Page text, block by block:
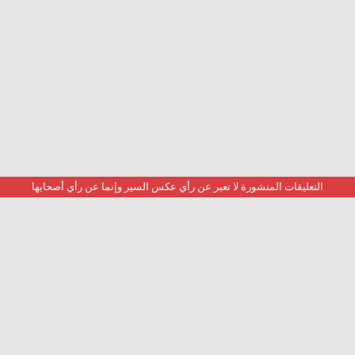
التعليقات المنشورة لا تعبر عن رأي عكس السير وإنما عن رأي أصحابها